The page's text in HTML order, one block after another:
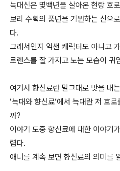
늑대신은 몇백년을 살아온 현랑 호
보리 수확의 풍년을 기원하는 신으
다.
그래서인지 억샌 캐릭터도 아니고
로렌스를 잘 가지고 노는 모습이 귀
여기서 향신료란 말그대로 맛을 내
’늑대와 향신료’에서 늑대란 저 호
까?
이야기 도중 향신료에 대한 이야기
렵다.
애니를 계속 보면 향신료의 의미를